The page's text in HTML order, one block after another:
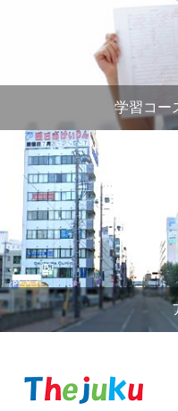
学習コー